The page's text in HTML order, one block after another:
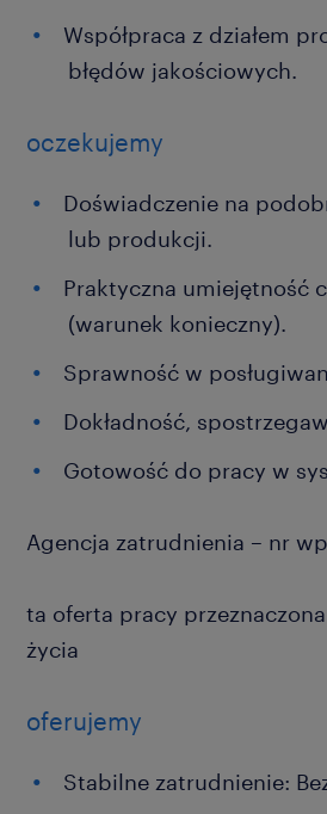
Współpraca z działem
błędów jakościowych.
oczekujemy
Doświadczenie na
lub produkcji.
Praktyczna umiejętność
(warunek konieczny).
Sprawność w
Dokładność,
Gotowość do pracy w
Agencja zatrudnienia – nr
ta oferta pracy
życia
oferujemy
Stabilne zatrudnienie: